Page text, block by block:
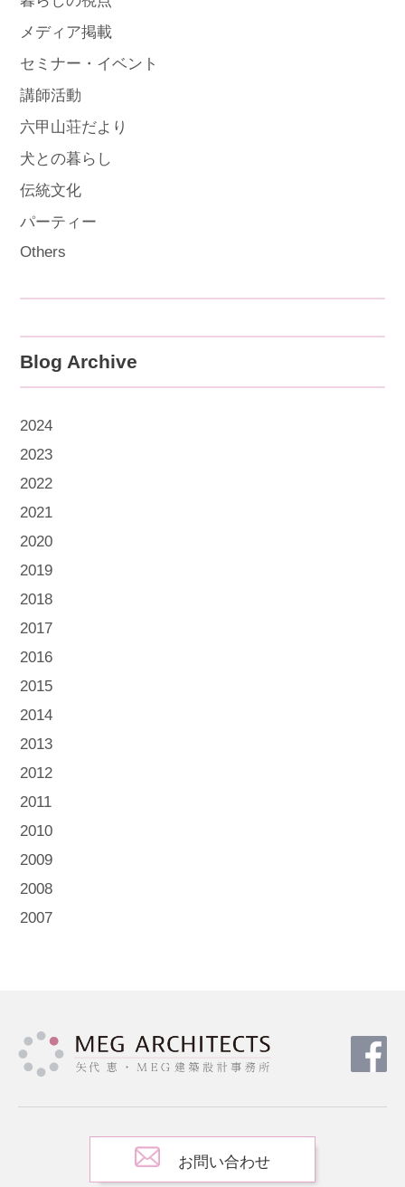
メディア掲載
セミナー・イベント
講師活動
六甲山荘だより
犬との暮らし
伝統文化
パーティー
Others
Blog Archive
2024
2023
2022
2021
2020
2019
2018
2017
2016
2015
2014
2013
2012
2011
2010
2009
2008
2007
お問い合わせ